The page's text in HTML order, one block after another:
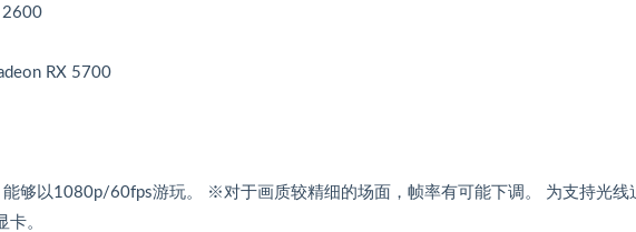
2600
RX 5700
能够以1080p/60fps游玩。 ※对于画质较精细的场面，帧率有可能下调。 为支持光线
。